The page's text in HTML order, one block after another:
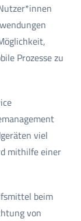
Prozesse zu
viel
mithilfe einer
beim
von